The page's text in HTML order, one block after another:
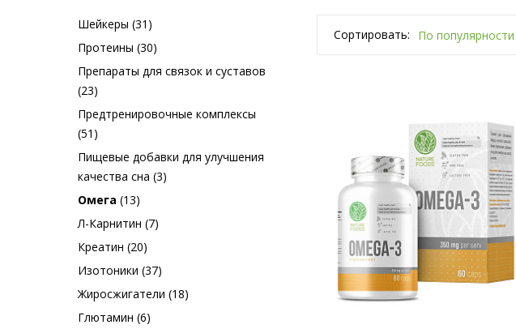
Шейкеры (31)
Протеины (30)
Препараты для связок и суставов
(23)
Предтренировочные комплексы
(51)
Пищевые добавки для улучшения
качества сна (3)
Омега (13)
Л-Карнитин (7)
Креатин (20)
Изотоники (37)
Жиросжигатели (18)
Глютамин (6)
Сортировать: По популярности